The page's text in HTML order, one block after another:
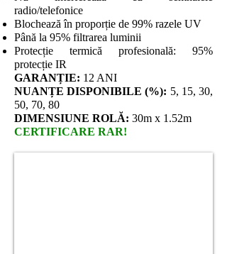
radio/telefonice
Blochează în proporție de 99% razele UV
Până la 95% filtrarea luminii
Protecție termică profesională: 95%
protecție IR
GARANȚIE: 12 ANI
NUANȚE DISPONIBILE (%): 5, 15, 30,
50, 70, 80
DIMENSIUNE ROLĂ: 30m x 1.52m
CERTIFICARE RAR!